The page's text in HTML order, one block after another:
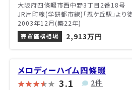
大阪府四條畷市西中野3丁目2番18号
JR片町線(学研都市線)「忍ケ丘駅」より
2003年12月(築22年)
売買価格相場
2,913万円
メロディーハイム四條畷
3.1 2件